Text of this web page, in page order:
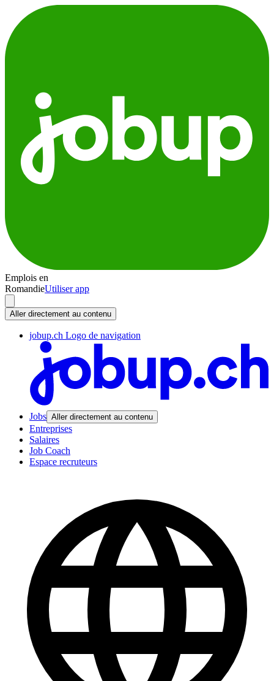
Emplois en
RomandieUtiliser app
Aller directement au contenu
jobup.ch Logo de navigation
Jobs Aller directement au contenu
Entreprises
Salaires
Job Coach
Espace recruteurs